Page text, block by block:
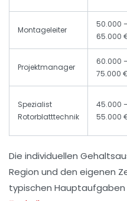
Montageleiter
50.000
65.000
Projektmanager
60.000
75.000
Spezialist
Rotorblatttechnik
45.000
55.000
Die individuellen
Region und den eigenen
typischen